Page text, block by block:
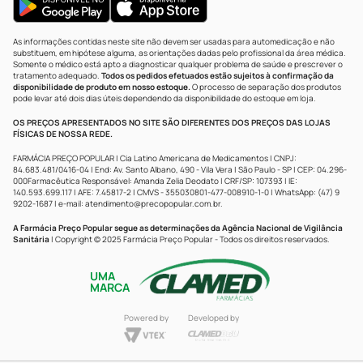
As informações contidas neste site não devem ser usadas para automedicação e não
substituem, em hipótese alguma, as orientações dadas pelo profissional da área médica.
Somente o médico está apto a diagnosticar qualquer problema de saúde e prescrever o
tratamento adequado. Todos os pedidos efetuados estão sujeitos à confirmação da
disponibilidade de produto em nosso estoque.O processo de separação dos produtos
pode levar até dois dias úteis dependendo da disponibilidade do estoque em loja.
OS PREÇOS APRESENTADOS NO SITE SÃO DIFERENTES DOS PREÇOS DAS LOJAS
FÍSICAS DE NOSSA REDE.
FARMÁCIA PREÇO POPULAR | Cia Latino Americana de Medicamentos | CNPJ:
84.683.481/0416-04 | End: Av. Santo Albano, 490 - Vila Vera | São Paulo - SP | CEP: 04.296-
000Farmacêutica Responsável: Amanda Zelia Deodato | CRF/SP: 107393 | IE:
140.593.699.117 | AFE: 7.45817-2 | CMVS - 355030801-477-008910-1-0 | WhatsApp: (47) 9
9202-1687 | e-mail: atendimento@precopopular.com.br.
A Farmácia Preço Popular segue as determinações da Agência Nacional de Vigilância
Sanitária | Copyright © 2025 Farmácia Preço Popular - Todos os direitos reservados.
UMA
MARCA
Powered by Developed by